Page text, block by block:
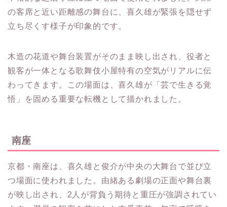
の客席と近い距離感の舞台に、喜久雄が緊張を隠せず
立ち尽くす様子が印象的です。
木造の花道や舞台装置がそのまま映し出され、役者と
観客が一体となる歌舞伎小屋特有の空気がリアルに伝
わってきます。この場面は、喜久雄が「芸で生きる覚
悟」を固める重要な転機として描かれました。
南座
京都・南座は、喜久雄と俊介が中央の大舞台で並び立
つ場面に使われました。由緒ある劇場の正面や舞台裏
が映し出され、2人が背負う期待と重圧が強調されてい